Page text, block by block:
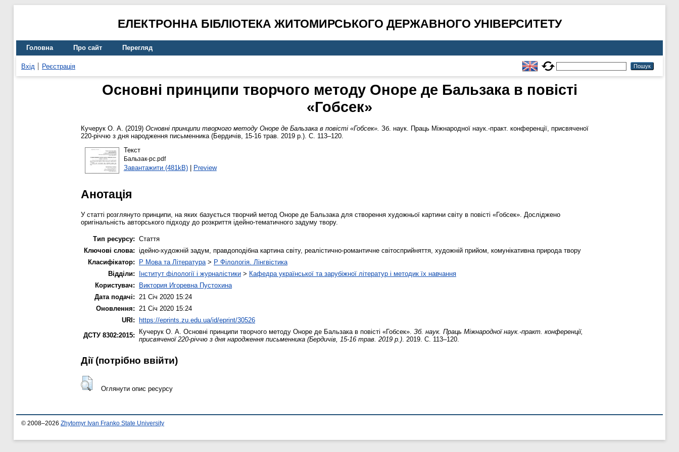
ЕЛЕКТРОННА БІБЛІОТЕКА ЖИТОМИРСЬКОГО ДЕРЖАВНОГО УНІВЕРСИТЕТУ
Головна Про сайт Перегляд
Вхід Реєстрація
Основні принципи творчого методу Оноре де Бальзака в повісті
«Гобсек»
Кучерук О. А. (2019) Основні принципи творчого методу Оноре де Бальзака в повісті «Гобсек». Зб. наук. Праць Міжнародної наук.-практ. конференції, присвяченої
220-річчю з дня народження письменника (Бердичів, 15-16 трав. 2019 р.). С. 113–120.
Текст
Бальзак-pc.pdf
Завантажити (481kB)| Preview
Анотація
У статті розглянуто принципи, на яких базується творчий метод Оноре де Бальзака для створення художньої картини світу в повісті «Гобсек». Досліджено
оригінальність авторського підходу до розкриття ідейно-тематичного задуму твору.
Тип ресурсу: Стаття
Ключові слова: ідейно-художній задум, правдоподібна картина світу, реалістично-романтичне світосприйняття, художній прийом, комунікативна природа твору
Класифікатор:
P Мова та Література > P Філологія. Лінгвістика
Відділи:
Інститут філології і журналістики > Кафедра української та зарубіжної літератур і методик їх навчання
Користувач:
Виктория Игоревна Пустохина
Дата подачі:
21 Січ 2020 15:24
Оновлення:
21 Січ 2020 15:24
URI: https://eprints.zu.edu.ua/id/eprint/30526
ДСТУ 8302:2015:
Кучерук О. А. Основні принципи творчого методу Оноре де Бальзака в повісті «Гобсек». Зб. наук. Праць Міжнародної наук.-практ. конференції,
присвяченої 220-річчю з дня народження письменника (Бердичів, 15-16 трав. 2019 р.) . 2019. С. 113–120.
Дії ​​(потрібно ввійти)
Оглянути опис ресурсу
© 2008–2026 Zhytomyr Ivan Franko State University